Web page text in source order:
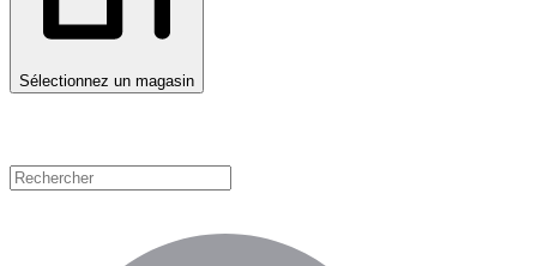
Sélectionnez un magasin